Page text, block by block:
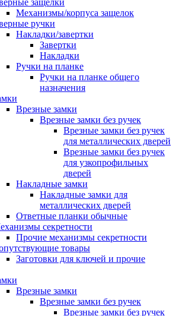
защелки
Механизмы/корпуса защелок
ручки
Накладки/завертки
Завертки
Накладки
Ручки на планке
Ручки на планке общего
назначения
Врезные замки
Врезные замки без ручек
Врезные замки без ручек
для металлических дверей
Врезные замки без ручек
для узкопрофильных
дверей
Накладные замки
Накладные замки для
металлических дверей
Ответные планки обычные
секретности
Прочие механизмы секретности
товары
Заготовки для ключей и прочие
Врезные замки
Врезные замки без ручек
Врезные замки без ручек